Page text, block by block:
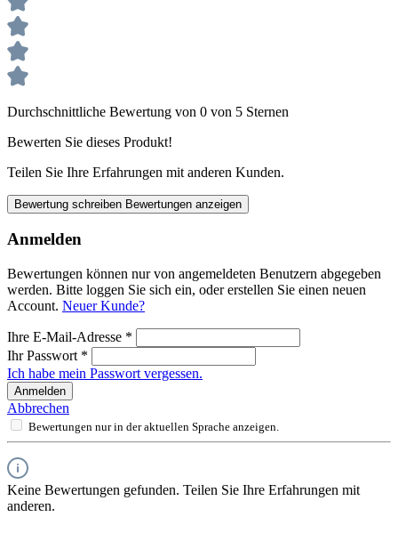
Durchschnittliche Bewertung von 0 von 5 Sternen
Bewerten Sie dieses Produkt!
Teilen Sie Ihre Erfahrungen mit anderen Kunden.
Bewertung schreiben Bewertungen anzeigen
Anmelden
Bewertungen können nur von angemeldeten Benutzern abgegeben
werden. Bitte loggen Sie sich ein, oder erstellen Sie einen neuen
Account. Neuer Kunde?
Ihre E-Mail-Adresse *
Ihr Passwort *
Ich habe mein Passwort vergessen.
Anmelden
Abbrechen
Bewertungen nur in der aktuellen Sprache anzeigen.
Keine Bewertungen gefunden. Teilen Sie Ihre Erfahrungen mit
anderen.